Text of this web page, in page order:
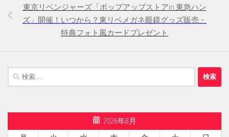
東京リベンジャーズ「ポップアップストアin 東急ハン
ズ」開催！いつから？東リベメガネ眼鏡グッズ販売・
特典フォト風カードプレゼント
検
索:
2026年8月